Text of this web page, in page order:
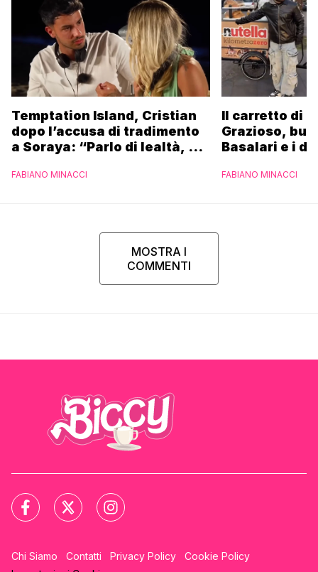
Temptation Island, Cristian
dopo l’accusa di tradimento
a Soraya: “Parlo di lealtà, ma
FABIANO MINACCI
Il carretto di
Grazioso,
Basalari e i
Ferrero”
FABIANO MINACCI
MOSTRA I
COMMENTI
Chi Siamo Contatti Privacy Policy
Cookie Policy